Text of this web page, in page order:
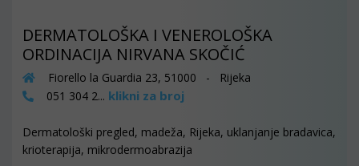
DERMATOLOŠKA I VENEROLOŠKA
ORDINACIJA NIRVANA SKOČIĆ
Fiorello la Guardia 23, 51000 - Rijeka
051 304 2... klikni za broj
Dermatološki pregled, madeža, Rijeka, uklanjanje bradavica,
krioterapija, mikrodermoabrazija